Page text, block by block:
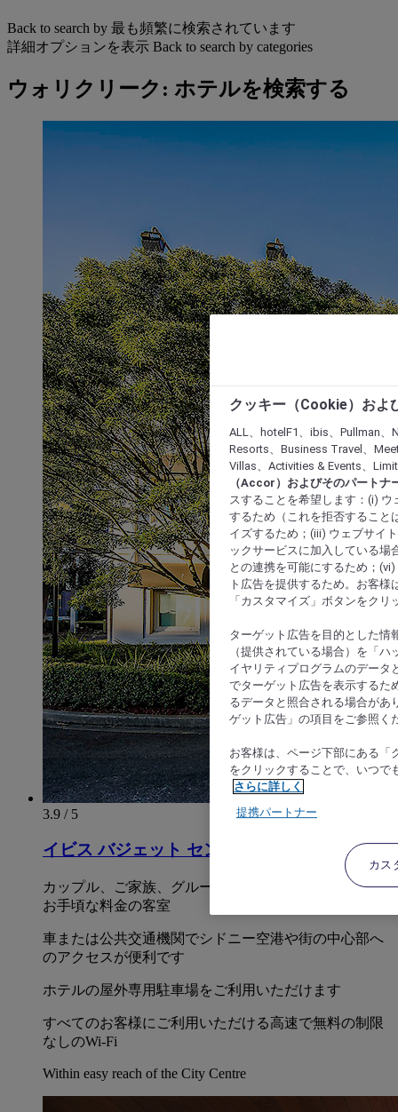
Back to search by 最も頻繁に検索されています
詳細オプションを表示 Back to search by categories
ウォリクリーク: ホテルを検索する
3.9 / 5
イビス バジェット セントピーターズ
カップル、ご家族、グループ向けのデザインの快適で
お手頃な料金の客室
車または公共交通機関でシドニー空港や街の中心部へ
のアクセスが便利です
ホテルの屋外専用駐車場をご利用いただけます
すべてのお客様にご利用いただける高速で無料の制限
なしのWi-Fi
Within easy reach of the City Centre
クッキー（Cookie）およ
ALL、hotelF1、ibis、Pullman
Resorts、Business Travel、
Villas、Activities & Events、
（Accor）およびそのパートナ
スすることを希望します：(i)
するため（これを拒否すること
イズするため；(iii) ウェブサイ
ックサービスに加入している場
との連携を可能にするため；
ト広告を提供するため。お客
「カスタマイズ」ボタンをク
ターゲット広告を目的とした情
（提供されている場合）を「
イヤリティプログラムのデータ
でターゲット広告を表示するた
るデータと照合される場合があ
ゲット広告」の項目をご参照く
お客様は、ページ下部にある「
をクリックすることで、いつで
さらに詳しく
提携パートナー
カス